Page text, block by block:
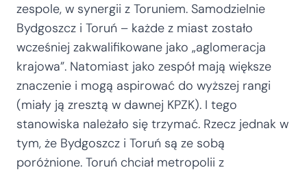
zespole, w synergii z Toruniem. Samodzielnie
Bydgoszcz i Toruń – każde z miast zostało
wcześniej zakwalifikowane jako „aglomeracja
krajowa”. Natomiast jako zespół mają większe
znaczenie i mogą aspirować do wyższej rangi
(miały ją zresztą w dawnej KPZK). I tego
stanowiska należało się trzymać. Rzecz jednak w
tym, że Bydgoszcz i Toruń są ze sobą
poróżnione. Toruń chciał metropolii z